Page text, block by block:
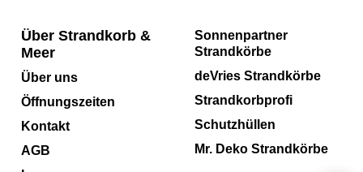
Sonnenpartner
Strandkörbe
deVries Strandkörbe
Strandkorbprofi
Schutzhüllen
Mr. Deko Strandkörbe
Über Strandkorb &
Meer
Über uns
Öffnungszeiten
Kontakt
AGB